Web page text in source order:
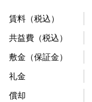
賃料（税込）
共益費（税込）
敷金（保証金）
礼金
償却